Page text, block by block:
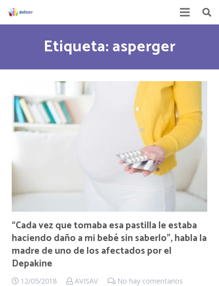
Etiqueta: asperger
“Cada vez que tomaba esa pastilla le estaba
haciendo daño a mi bebé sin saberlo”, habla la
madre de uno de los afectados por el
Depakine
12/05/2018 AVISAV No hay comentarios